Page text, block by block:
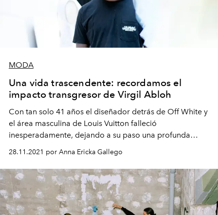
MODA
Una vida trascendente: recordamos el
impacto transgresor de Virgil Abloh
Con tan solo 41 años el diseñador detrás de Off White y
el área masculina de Louis Vuitton falleció
inesperadamente, dejando a su paso una profunda
marca en el mundo de la moda.
28.11.2021 por Anna Ericka Gallego